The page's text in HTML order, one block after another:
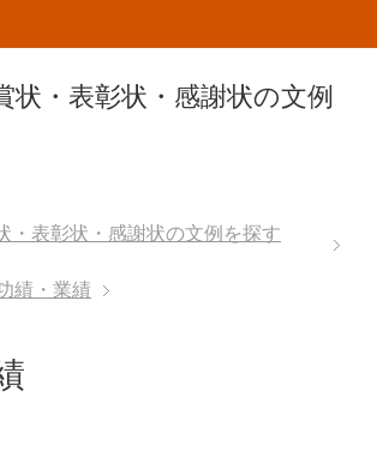
状・表彰状・感謝状の文例
・表彰状・感謝状の文例を探す
績・業績